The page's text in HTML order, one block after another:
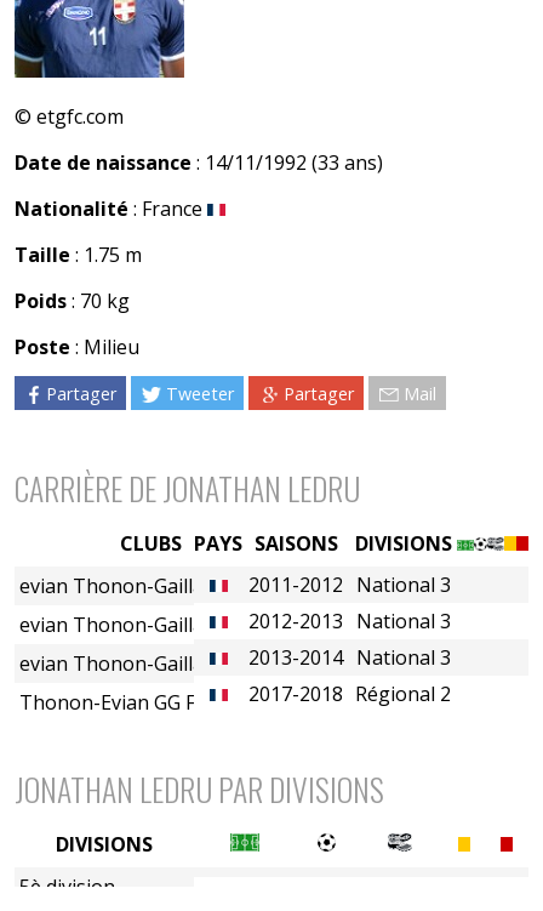
© etgfc.com
Date de naissance : 14/11/1992 (33 ans)
Nationalité : France
Taille : 1.75 m
Poids: 70 kg
Poste : Milieu
Partager Tweeter Partager Mail
CARRIÈRE DE JONATHAN LEDRU
PAYS SAISONS
DIVISIONS
2011-2012 National 3
2012-2013 National 3
2013-2014 National 3
2017-2018 Régional 2
CLUBS
evian Thonon-Gaillard FC (B)
evian Thonon-Gaillard FC (B)
evian Thonon-Gaillard FC (B)
Thonon-Evian GG FC
JONATHAN LEDRU PAR DIVISIONS
DIVISIONS
5è division